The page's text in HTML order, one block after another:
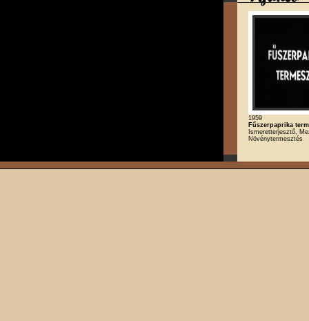
1959
Fűszerpaprika
Ismeretterjesztő,
Növénytermesztés